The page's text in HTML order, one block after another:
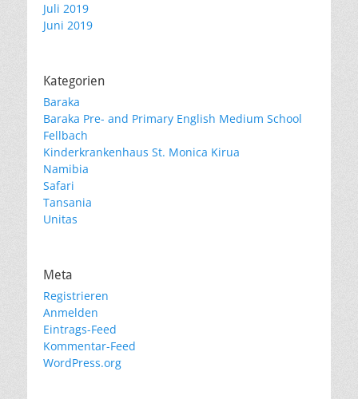
Juli 2019
Juni 2019
Kategorien
Baraka
Baraka Pre- and Primary English Medium School
Fellbach
Kinderkrankenhaus St. Monica Kirua
Namibia
Safari
Tansania
Unitas
Meta
Registrieren
Anmelden
Eintrags-Feed
Kommentar-Feed
WordPress.org